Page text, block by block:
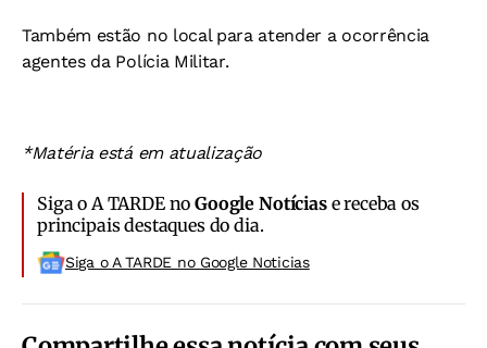
Também estão no local para atender a ocorrência
agentes da Polícia Militar.
*Matéria está em atualização
Siga o A TARDE noGoogle Notíciase receba os
principais destaques do dia.
Siga o A TARDE no Google Noticias